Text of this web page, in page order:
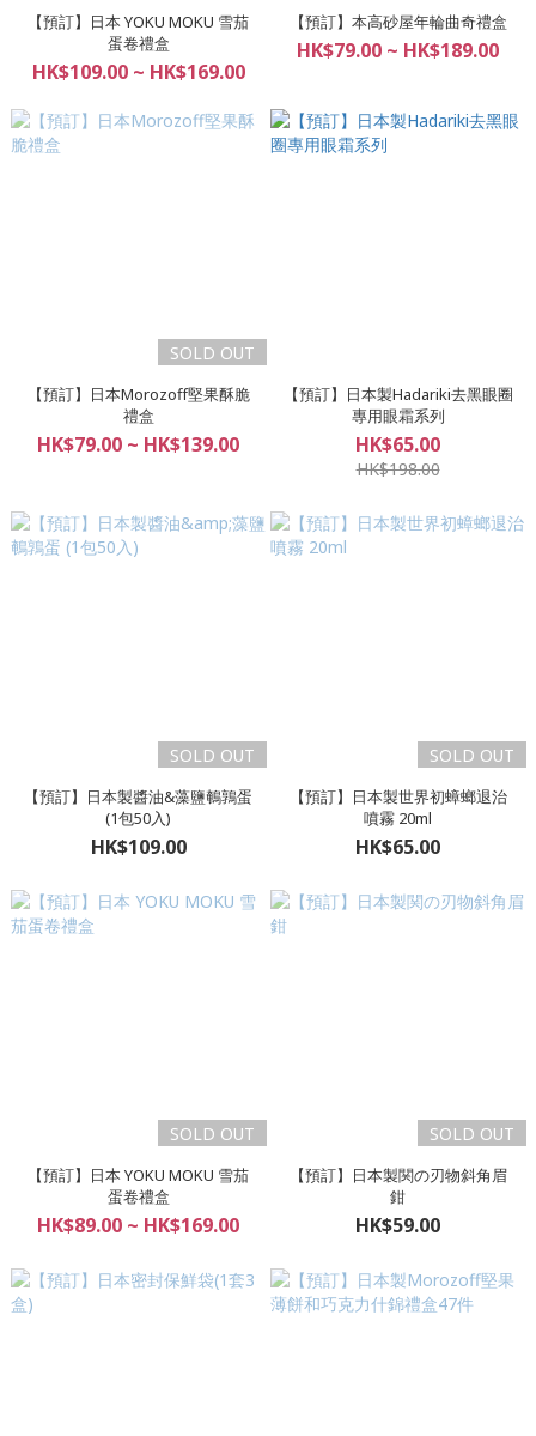
【預訂】日本 YOKU MOKU 雪茄
蛋卷禮盒
HK$109.00 ~ HK$169.00
【預訂】本高砂屋年輪曲奇禮盒
HK$79.00 ~ HK$189.00
SOLD OUT
【預訂】日本Morozoff堅果酥脆
禮盒
HK$79.00 ~ HK$139.00
【預訂】日本製Hadariki去黑眼圈
專用眼霜系列
HK$65.00
HK$198.00
SOLD OUT
【預訂】日本製醬油&藻鹽鵪鶉蛋
(1包50入)
HK$109.00
SOLD OUT
【預訂】日本製世界初蟑螂退治
噴霧 20ml
HK$65.00
SOLD OUT
【預訂】日本 YOKU MOKU 雪茄
蛋卷禮盒
HK$89.00 ~ HK$169.00
SOLD OUT
【預訂】日本製関の刃物斜角眉
鉗
HK$59.00